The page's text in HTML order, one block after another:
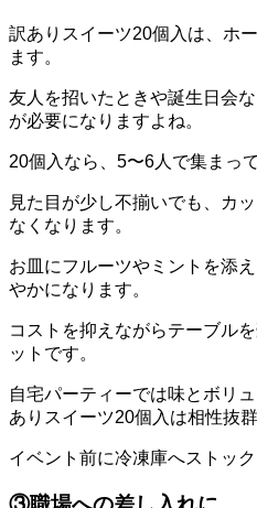
訳ありスイーツ20個入は、ホ
ます。
友人を招いたときや誕生日会
が必要になりますよね。
20個入なら、5〜6人で集まっ
見た目が少し不揃いでも、カ
なくなります。
お皿にフルーツやミントを添
やかになります。
コストを抑えながらテーブル
ットです。
自宅パーティーでは味とボリ
ありスイーツ20個入は相性抜群
イベント前に冷凍庫へストッ